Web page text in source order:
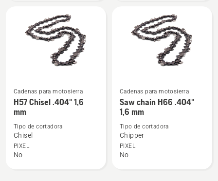
Ver
más
detalles
sobre
H57
Chisel
Cadenas para motosierra
H57 Chisel .404" 1,6
mm
Tipo de cortadora
Chisel
PIXEL
No
Ver
más
detalles
sobre
Saw
chain
Cadenas para motosierra
Saw chain H66 .404''
1,6 mm
Tipo de cortadora
Chipper
PIXEL
No